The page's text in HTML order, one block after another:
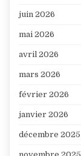
juin 2026
mai 2026
avril 2026
mars 2026
février 2026
janvier 2026
décembre 2025